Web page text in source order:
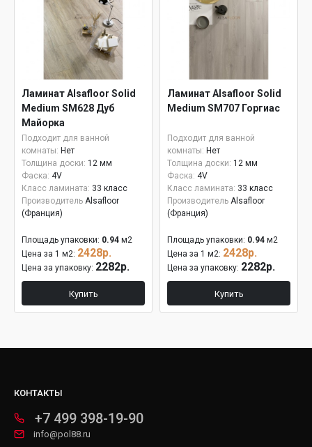
Ламинат Alsafloor Solid
Medium SM628 Дуб
Майорка
Подходит для ванной
комнаты: Нет
Толщина доски: 12 мм
Фаска: 4V
Класс ламината: 33 класс
Производитель Alsafloor
(Франция)
Площадь упаковки: 0.94 м2
Цена за 1 м2: 2428р.
Цена за упаковку: 2282р.
Купить
Ламинат Alsafloor Solid
Medium SM707 Горгиас
Подходит для ванной
комнаты: Нет
Толщина доски: 12 мм
Фаска: 4V
Класс ламината: 33 класс
Производитель Alsafloor
(Франция)
Площадь упаковки: 0.94 м2
Цена за 1 м2: 2428р.
Цена за упаковку: 2282р.
Купить
КОНТАКТЫ
+7 499 398-19-90
info@pol88.ru